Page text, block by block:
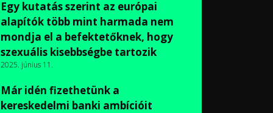
Egy kutatás szerint az európai
alapítók több mint harmada nem
mondja el a befektetőknek, hogy
szexuális kisebbségbe tartozik
2025. június 11.
Már idén fizethetünk a
kereskedelmi banki ambícióit